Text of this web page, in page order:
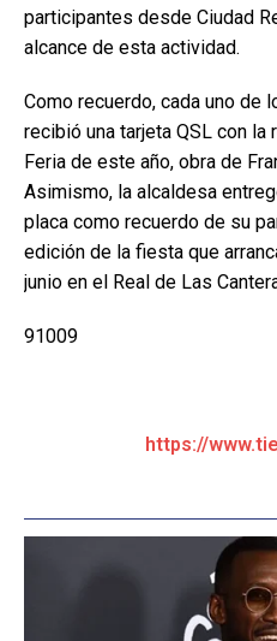
participantes desde Ciudad
alcance de esta actividad.
Como recuerdo, cada uno de
recibió una tarjeta QSL con
Feria de este año, obra de
Asimismo, la alcaldesa
placa como recuerdo de su
edición de la fiesta que
junio en el Real de Las
91009
https://